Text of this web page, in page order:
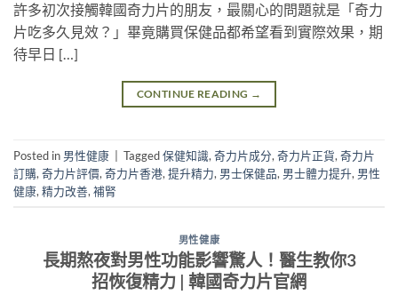
許多初次接觸韓國奇力片的朋友，最關心的問題就是「奇力
片吃多久見效？」畢竟購買保健品都希望看到實際效果，期
待早日 […]
CONTINUE READING →
Posted in 男性健康 Tagged保健知識, 奇力片成分, 奇力片正貨, 奇力片
訂購, 奇力片評價, 奇力片香港, 提升精力, 男士保健品, 男士體力提升, 男性
健康, 精力改善, 補腎
男性健康
長期熬夜對男性功能影響驚人！醫生教你3
招恢復精力 | 韓國奇力片官網